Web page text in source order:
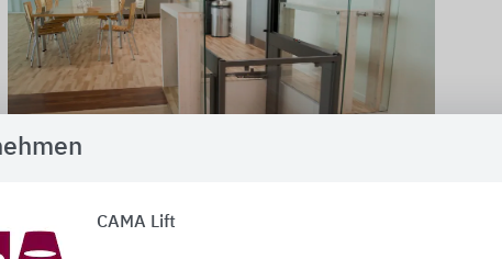
Hubbühne EasyLift Eleganz © HELLE-KARIN HELSTRAND
CAMA Lift